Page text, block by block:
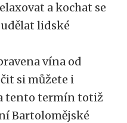
a kochat se
lidské
vína od
si můžete i
tento termín totiž
Bartolomějské